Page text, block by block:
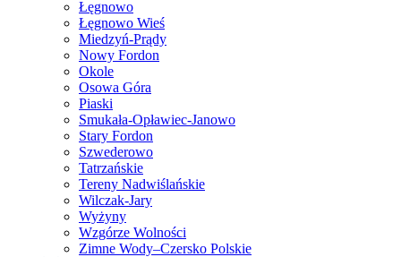
Łęgnowo
Łęgnowo Wieś
Miedzyń-Prądy
Nowy Fordon
Okole
Osowa Góra
Piaski
Smukała-Opławiec-Janowo
Stary Fordon
Szwederowo
Tatrzańskie
Tereny Nadwiślańskie
Wilczak-Jary
Wyżyny
Wzgórze Wolności
Zimne Wody–Czersko Polskie